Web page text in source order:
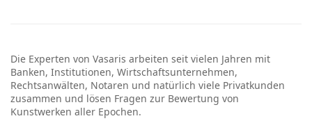
Die Experten von Vasaris arbeiten seit vielen Jahren mit
Banken, Institutionen, Wirtschaftsunternehmen,
Rechtsanwälten, Notaren und natürlich viele Privatkunden
zusammen und lösen Fragen zur Bewertung von
Kunstwerken aller Epochen.